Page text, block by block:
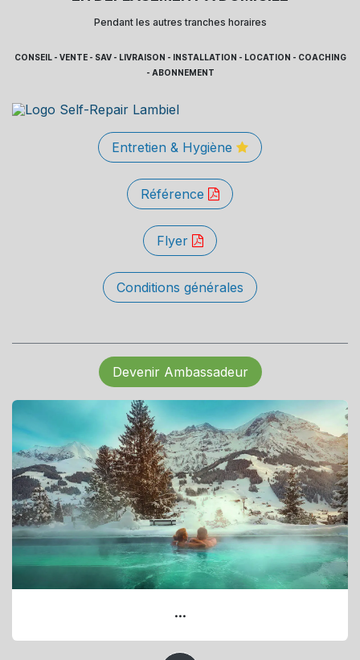
Pendant les autres tranches horaires
CONSEIL - VENTE - SAV - LIVRAISON - INSTALLATION - LOCATION - COACHING
- ABONNEMENT
Entretien & Hygiène
Référence
Flyer
Conditions générales
Devenir Ambassadeur
...